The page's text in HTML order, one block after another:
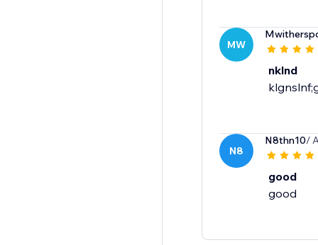
MW
nklnd
N8
N8thn10/
good
good